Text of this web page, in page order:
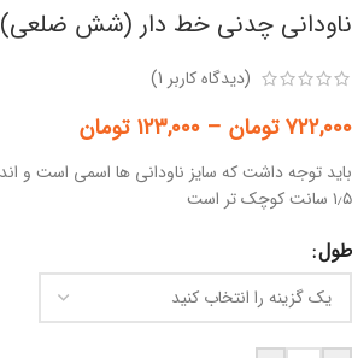
ناودانی چدنی خط دار (شش ضلعی)
(دیدگاه کاربر 1
)
۷۲۲,۰۰۰ تومان – ۱۲۳,۰۰۰ تومان
۱٫۵ سانت کوچک تر است
طول